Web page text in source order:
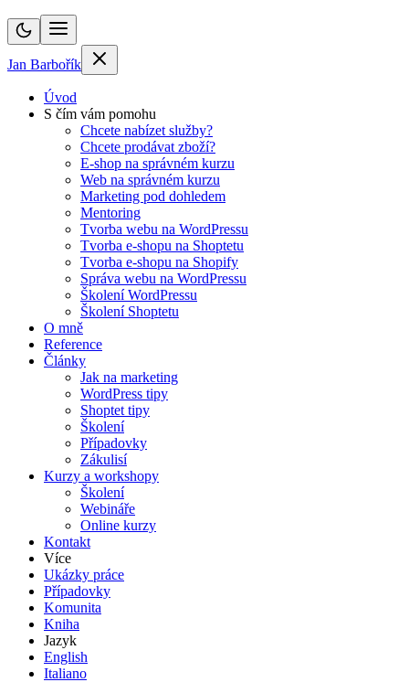
Jan Barbořík
Úvod
S čím vám pomohu
Chcete nabízet služby?
Chcete prodávat zboží?
E-shop na správném kurzu
Web na správném kurzu
Marketing pod dohledem
Mentoring
Tvorba webu na WordPressu
Tvorba e-shopu na Shoptetu
Tvorba e-shopu na Shopify
Správa webu na WordPressu
Školení WordPressu
Školení Shoptetu
O mně
Reference
Články
Jak na marketing
WordPress tipy
Shoptet tipy
Školení
Případovky
Zákulisí
Kurzy a workshopy
Školení
Webináře
Online kurzy
Kontakt
Více
Ukázky práce
Případovky
Komunita
Kniha
Jazyk
English
Italiano